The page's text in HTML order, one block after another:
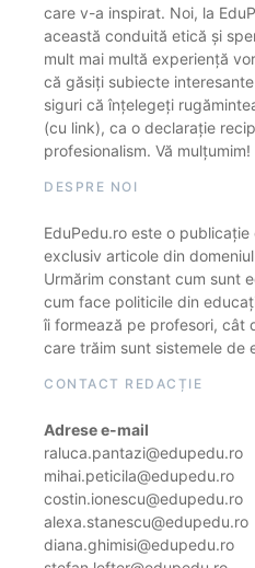
care v-a inspirat. Noi, la
această conduită etică și
mult mai multă experiență
că găsiți subiecte
siguri că înțelegeți
(cu link), ca o declarație
profesionalism. Vă mulțumim!
DESPRE NOI
EduPedu.ro este o
exclusiv articole din
Urmărim constant cum sunt
cum face politicile din
îi formează pe profesori, cât
care trăim sunt sistemele de
CONTACT REDACȚIE
Adrese e-mail
raluca.pantazi@edupedu.ro
mihai.peticila@edupedu.ro
costin.ionescu@edupedu.ro
alexa.stanescu@edupedu.ro
diana.ghimisi@edupedu.ro